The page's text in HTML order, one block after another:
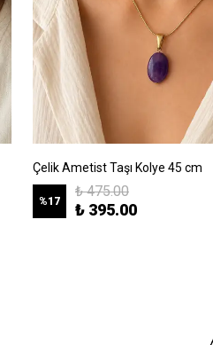
Çelik Ametist Taşı Kolye 45 cm
%17
₺ 475.00
₺ 395.00